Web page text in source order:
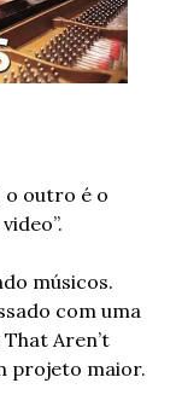
o outro é o
músicos.
com uma
Aren’t
projeto maior.